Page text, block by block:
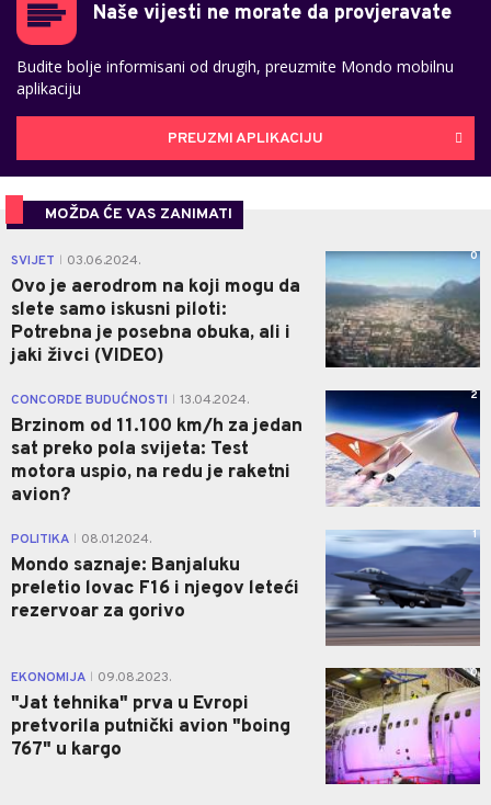
Naše vijesti ne morate da provjeravate
Budite bolje informisani od drugih, preuzmite Mondo mobilnu
aplikaciju
PREUZMI APLIKACIJU
MOŽDA ĆE VAS ZANIMATI
SVIJET 03.06.2024.
Ovo je aerodrom na koji mogu da
slete samo iskusni piloti:
Potrebna je posebna obuka, ali i
jaki živci (VIDEO)
0
CONCORDE BUDUĆNOSTI 13.04.2024.
Brzinom od 11.100 km/h za jedan
sat preko pola svijeta: Test
motora uspio, na redu je raketni
avion?
2
POLITIKA 08.01.2024.
Mondo saznaje: Banjaluku
preletio lovac F16 i njegov leteći
rezervoar za gorivo
1
EKONOMIJA 09.08.2023.
"Jat tehnika" prva u Evropi
pretvorila putnički avion "boing
767" u kargo
0